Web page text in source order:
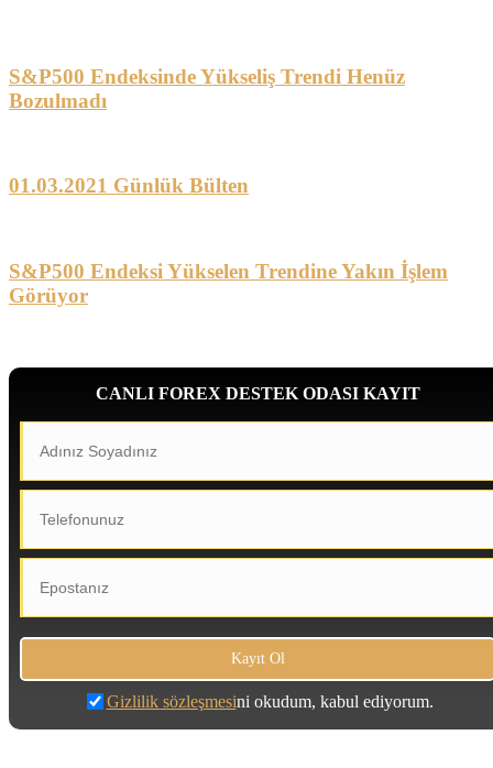
S&P500 Endeksinde Yükseliş Trendi Henüz
Bozulmadı
01.03.2021 Günlük Bülten
S&P500 Endeksi Yükselen Trendine Yakın İşlem
Görüyor
CANLI FOREX DESTEK ODASI KAYIT
Gizlilik sözleşmesini okudum, kabul ediyorum.